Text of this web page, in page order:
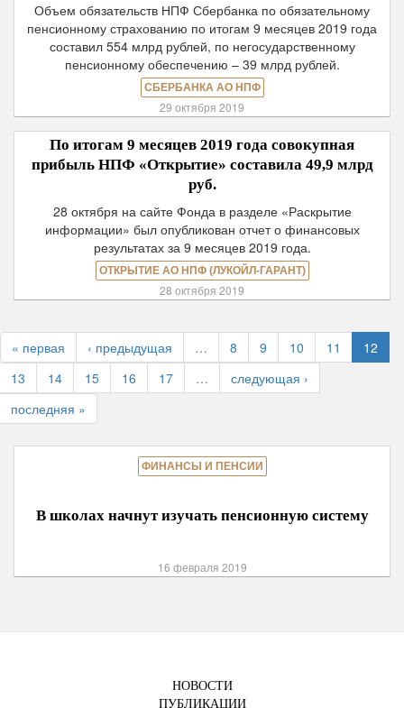
Объем обязательств НПФ Сбербанка по обязательному
пенсионному страхованию по итогам 9 месяцев 2019 года
составил 554 млрд рублей, по негосударственному
пенсионному обеспечению – 39 млрд рублей.
СБЕРБАНКА АО НПФ
29 октября 2019
По итогам 9 месяцев 2019 года совокупная
прибыль НПФ «Открытие» составила 49,9 млрд
руб.
28 октября на сайте Фонда в разделе «Раскрытие
информации» был опубликован отчет о финансовых
результатах за 9 месяцев 2019 года.
ОТКРЫТИЕ АО НПФ (ЛУКОЙЛ-ГАРАНТ)
28 октября 2019
« первая ‹ предыдущая … 8 9 10 11
12
13
14 15 16 17 …
следующая ›
последняя »
ФИНАНСЫ И ПЕНСИИ
В школах начнут изучать пенсионную систему
16 февраля 2019
НОВОСТИ
ПУБЛИКАЦИИ